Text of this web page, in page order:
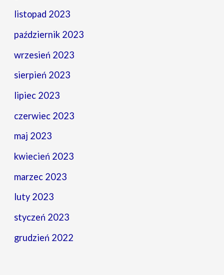
listopad 2023
październik 2023
wrzesień 2023
sierpień 2023
lipiec 2023
czerwiec 2023
maj 2023
kwiecień 2023
marzec 2023
luty 2023
styczeń 2023
grudzień 2022